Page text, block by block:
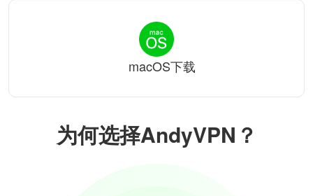
为何选择AndyVPN？
macOS下载